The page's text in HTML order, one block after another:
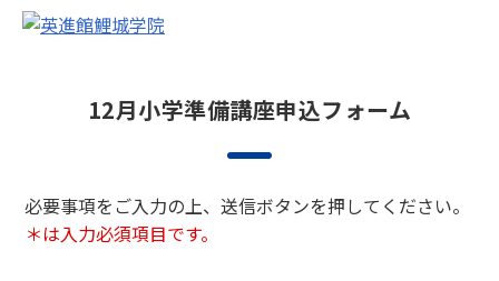
12月小学準備講座申込フォーム
必要事項をご入力の上、送信ボタンを押してください。
＊は入力必須項目です。